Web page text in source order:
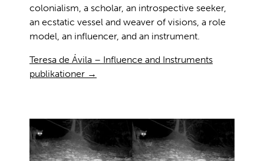
colonialism, a scholar, an introspective seeker,
an ecstatic vessel and weaver of visions, a role
model, an influencer, and an instrument.
Teresa de Ávila – Influence and Instruments
publikationer →